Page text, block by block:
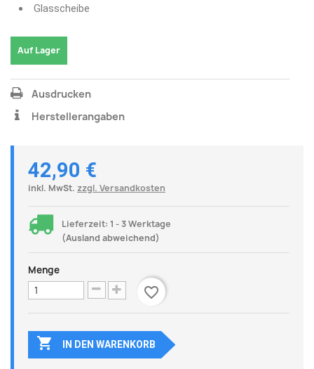
Glasscheibe
Auf Lager
Ausdrucken
Herstellerangaben
42,90 €
inkl. MwSt. zzgl. Versandkosten
Lieferzeit: 1 - 3 Werktage
(Ausland abweichend)
Menge
favorite_border
 IN DEN WARENKORB